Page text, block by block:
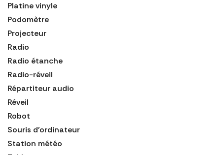
Platine vinyle
Podomètre
Projecteur
Radio
Radio étanche
Radio-réveil
Répartiteur audio
Réveil
Robot
Souris d'ordinateur
Station météo